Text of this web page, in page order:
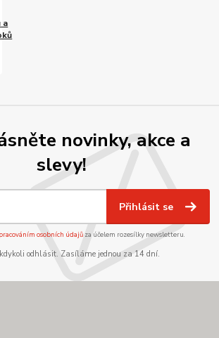
a
novinky, akce a
slevy!
Přihlásit se
osobních údajůza účelem rozesílky newsletteru.
kdykoli odhlásit. Zasíláme jednou za 14 dní.